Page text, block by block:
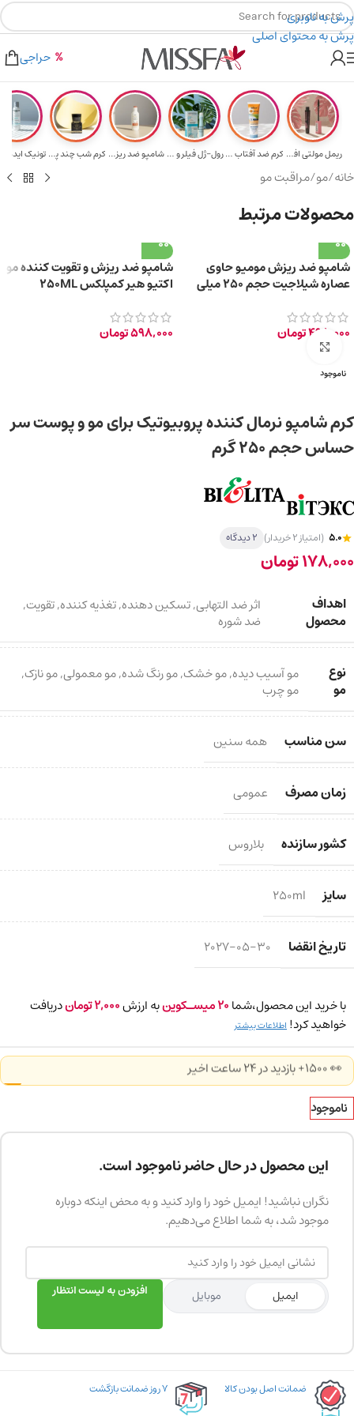
پرش به ناوبری
پرش به محتوای اصلی
۲٪ تخفیف روی سبد خرید برای روش کارت به کارت
خرید های بالای ۵ میلیون تومن
حراجی
ریمل مولتی افکت... کرم ضد آفتاب حا... رول-ژل فیلر و م... شامپو ضد ریزش و... کرم شب چند پپتی... تونیک ایده
خانه/مو/مراقبت مو
محصولات مرتبط
شامپو ضد ریزش مومیو حاوی
عصاره شیلاجیت حجم ۲۵۰ میلی
498,000تومان
شامپو ضد ریزش و تقویت کننده مو
اکتیو هیر کمپلکس 250ML
598,000تومان
ناموجود
برای بزرگ‌نمایی کلیک کنید
کرم شامپو نرمال کننده پروبیوتیک برای مو و پوست سر
حساس حجم 250 گرم
5.0 (امتیاز 2 خریدار) 2 دیدگاه
178,000تومان
اهداف
محصول
اثر ضد التهابی,تسکین دهنده,تغذیه کننده,تقویت,
ضد شوره
نوع
مو
مو آسیب دیده,مو خشک,مو رنگ شده,مو معمولی,مو نازک,
مو چرب
سن مناسب همه سنین
زمان مصرف عمومی
کشور سازنده بلاروس
سایز 250ml
تاریخ انقضا 2027-05-30
با خرید این محصول،شما20میسـکوینبه ارزش2,000توماندریافت
خواهید کرد! اطلاعات بیشتر
👀 1500+ بازدید در ۲۴ ساعت اخیر
ناموجود
این محصول در حال حاضر ناموجود است.
نگران نباشید! ایمیل خود را وارد کنید و به محض اینکه دوباره
موجود شد، به شما اطلاع می‌دهیم.
ایمیل موبایل افزودن به لیست انتظار
ضمانت اصل بودن کالا ۷ روز ضمانت بازگشت